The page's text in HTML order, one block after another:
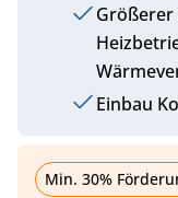
Einbau
Komfort
Min. 30%